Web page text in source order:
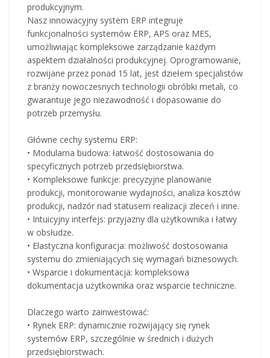
produkcyjnym.
Nasz innowacyjny system ERP integruje
funkcjonalności systemów ERP, APS oraz MES,
umożliwiając kompleksowe zarządzanie każdym
aspektem działalności produkcyjnej. Oprogramowanie,
rozwijane przez ponad 15 lat, jest dziełem specjalistów
z branży nowoczesnych technologii obróbki metali, co
gwarantuje jego niezawodność i dopasowanie do
potrzeb przemysłu.
Główne cechy systemu ERP:
• Modularna budowa: łatwość dostosowania do
specyficznych potrzeb przedsiębiorstwa.
• Kompleksowe funkcje: precyzyjne planowanie
produkcji, monitorowanie wydajności, analiza kosztów
produkcji, nadzór nad statusem realizacji zleceń i inne.
• Intuicyjny interfejs: przyjazny dla użytkownika i łatwy
w obsłudze.
• Elastyczna konfiguracja: możliwość dostosowania
systemu do zmieniających się wymagań biznesowych.
• Wsparcie i dokumentacja: kompleksowa
dokumentacja użytkownika oraz wsparcie techniczne.
Dlaczego warto zainwestować:
• Rynek ERP: dynamicznie rozwijający się rynek
systemów ERP, szczególnie w średnich i dużych
przedsiębiorstwach.